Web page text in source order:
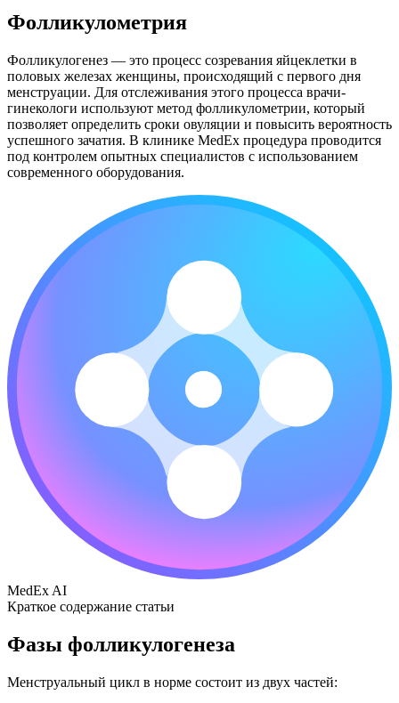
Фолликулометрия
Фолликулогенез — это процесс созревания яйцеклетки в
половых железах женщины, происходящий с первого дня
менструации. Для отслеживания этого процесса врачи-
гинекологи используют метод фолликулометрии, который
позволяет определить сроки овуляции и повысить вероятность
успешного зачатия. В клинике MedEx процедура проводится
под контролем опытных специалистов с использованием
современного оборудования.
MedEx AI
Краткое содержание статьи
Фазы фолликулогенеза
Менструальный цикл в норме состоит из двух частей: